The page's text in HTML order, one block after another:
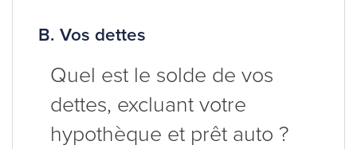
B. Vos dettes
Quel est le solde de vos
dettes, excluant votre
hypothèque et prêt auto ?